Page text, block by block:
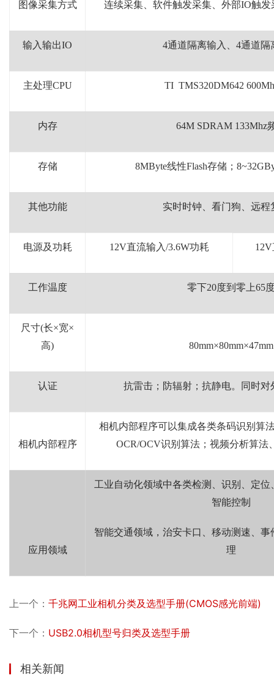
图像采集方式 连续采集、软件触发采集、外部IO触发
输入输出IO 4通道隔离输入、 4通道隔
主处理CPU TI TMS320DM642
内存 64MSDRAM 133Mhz
存储 8MByte线性Flash存储；
其他功能 实时时钟、看门狗、远程
电源及功耗 12V直流输入/3.6W功耗 12V
工作温度 零下20度到零上65
尺寸(长×宽×
高) 80mm×80mm×47mm
认证 抗雷击；防辐射；抗静电。同时对
相机内部程序
相机内部程序可以集成各类条码识别算
OCR/OCV识别算法；视频分析算法
应用领域
工业自动化领域中各类检测、识别、定
智能控制
智能交通领域，治安卡口、移动测速、
理
上一个： 千兆网工业相机分类及选型手册(CMOS感光前端)
下一个： USB2.0相机型号归类及选型手册
相关新闻